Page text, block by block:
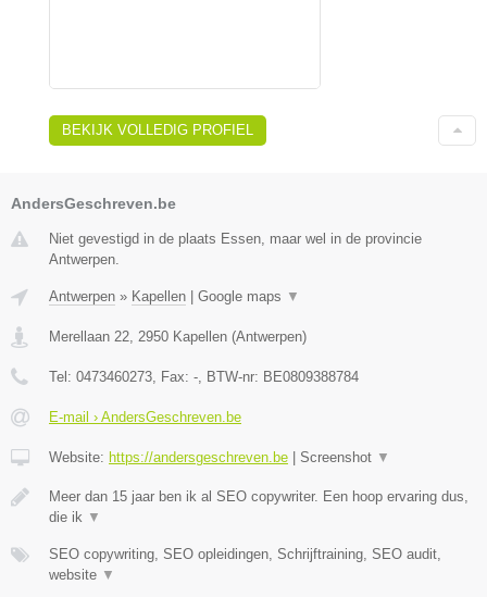
BEKIJK VOLLEDIG PROFIEL
AndersGeschreven.be
Niet gevestigd in de plaats Essen, maar wel in de provincie
Antwerpen.
Antwerpen » Kapellen | Google maps ▼
Merellaan 22 2950 Kapellen (Antwerpen)
Tel: 0473460273 , Fax: - , BTW-nr: BE0809388784
E-mail › AndersGeschreven.be
Website: https://andersgeschreven.be | Screenshot ▼
Meer dan 15 jaar ben ik al SEO copywriter. Een hoop ervaring dus,
die ik ▼
SEO copywriting, SEO opleidingen, Schrijftraining, SEO audit,
website ▼